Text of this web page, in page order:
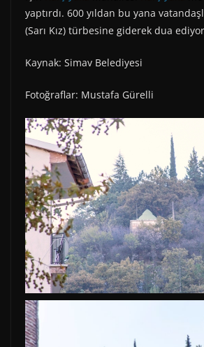
yaptırdı. 600 yıldan bu yana
(Sarı Kız) türbesine giderek dua
Kaynak: Simav Belediyesi
Fotoğraflar: Mustafa Gürelli